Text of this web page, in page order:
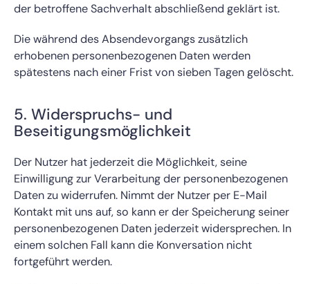
der betroffene Sachverhalt abschließend geklärt ist.
Die während des Absendevorgangs zusätzlich
erhobenen personenbezogenen Daten werden
spätestens nach einer Frist von sieben Tagen gelöscht.
5. Widerspruchs- und
Beseitigungsmöglichkeit
Der Nutzer hat jederzeit die Möglichkeit, seine
Einwilligung zur Verarbeitung der personenbezogenen
Daten zu widerrufen. Nimmt der Nutzer per E-Mail
Kontakt mit uns auf, so kann er der Speicherung seiner
personenbezogenen Daten jederzeit widersprechen. In
einem solchen Fall kann die Konversation nicht
fortgeführt werden.